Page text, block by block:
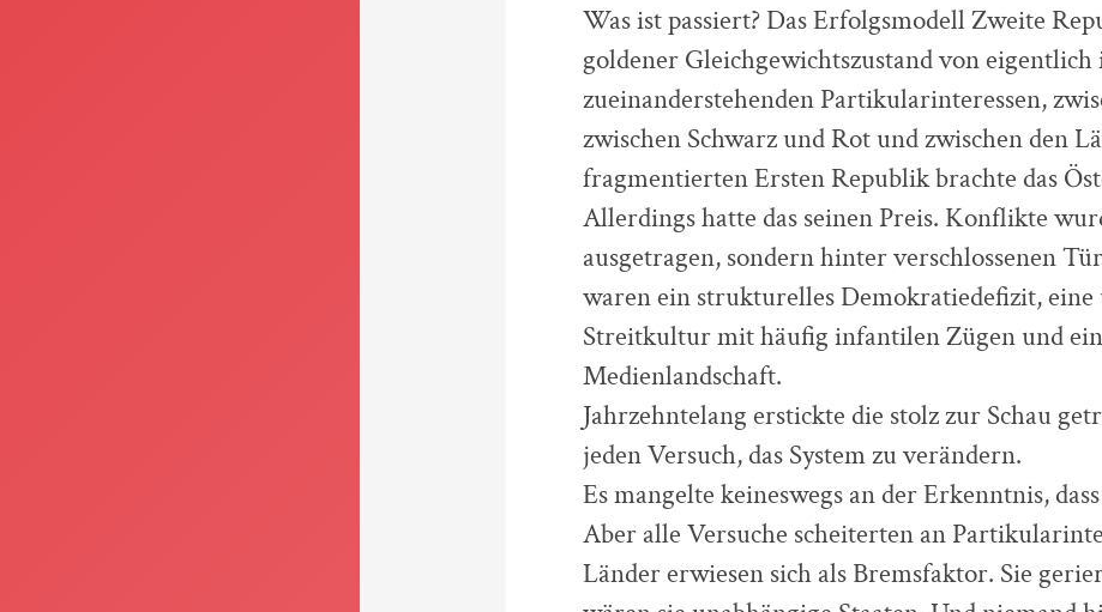
Was ist passiert? Das Erfolgsmodell Zweite
goldener Gleichgewichtszustand von
zueinanderstehenden Partikularinteressen,
zwischen Schwarz und Rot und zwischen den
fragmentierten Ersten Republik brachte das
Allerdings hatte das seinen Preis. Konflikte
ausgetragen, sondern hinter verschlossenen
waren ein strukturelles Demokratiedefizit,
Streitkultur mit häufig infantilen Zügen und
Medienlandschaft.
Jahrzehntelang erstickte die stolz zur Schau
jeden Versuch, das System zu verändern.
Es mangelte keineswegs an der Erkenntnis,
Aber alle Versuche scheiterten an
Länder erwiesen sich als Bremsfaktor. Sie